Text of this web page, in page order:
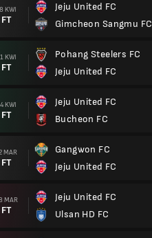
KWI
FT
Jeju United FC
Gimcheon Sangmu FC
KWI
FT
Pohang Steelers FC
Jeju United FC
KWI
FT
Jeju United FC
Bucheon FC
MAR
FT
Gangwon FC
Jeju United FC
MAR
FT
Jeju United FC
Ulsan HD FC